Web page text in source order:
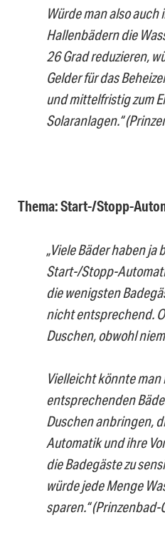
Würde man also
Hallenbädern die
26 Grad reduzieren,
Gelder für das
und mittelfristig zum
Solaranlagen.“
Thema: Start-/Stopp-
„Viele Bäder haben ja
Start-/Stopp-
die wenigsten
nicht entsprechend.
Duschen, obwohl
Vielleicht könnte man
entsprechenden
Duschen anbringen,
Automatik und ihre
die Badegäste zu
würde jede Menge
sparen.“(Prinzenbad-